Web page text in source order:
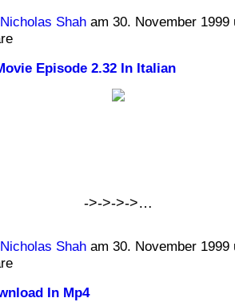
Nicholas Shaham 30. November
Episode 2.32 In Italian
->->->->…
Nicholas Shaham 30. November
In Mp4